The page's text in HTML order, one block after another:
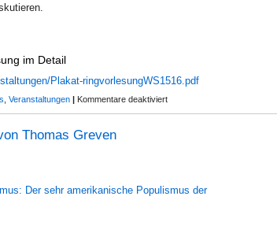
im Detail
Plakat-ringvorlesungWS1516.pdf
Veranstaltungen | Kommentare deaktiviertfür
West-
Thomas Greven
Der sehr amerikanische Populismus der